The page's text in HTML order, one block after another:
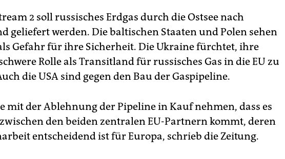
2 soll russisches Erdgas durch die Ostsee nach
geliefert werden. Die baltischen Staaten und Polen sehen
Gefahr für ihre Sicherheit. Die Ukraine fürchtet, ihre
Rolle als Transitland für russisches Gas in die EU zu
die USA sind gegen den Bau der Gaspipeline.
mit der Ablehnung der Pipeline in Kauf nehmen, dass es
den beiden zentralen EU-Partnern kommt, deren
entscheidend ist für Europa, schrieb die Zeitung.